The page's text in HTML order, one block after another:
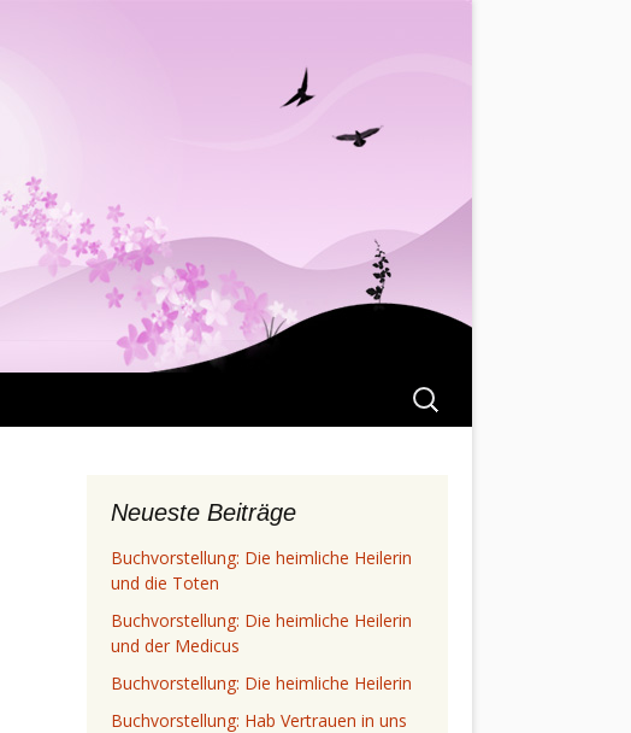
Suchen
nach:
Neueste Beiträge
Buchvorstellung: Die heimliche Heilerin
und die Toten
Buchvorstellung: Die heimliche Heilerin
und der Medicus
Buchvorstellung: Die heimliche Heilerin
Buchvorstellung: Hab Vertrauen in uns